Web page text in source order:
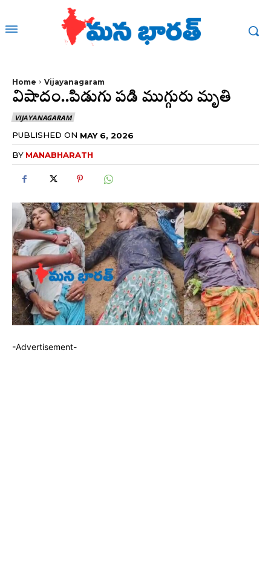
Home Vijayanagaram
విషాదం..పిడుగు పడి ముగ్గురు మృతి
VIJAYANAGARAM
PUBLISHED ON MAY 6, 2026
BY MANABHARATH
-Advertisement-